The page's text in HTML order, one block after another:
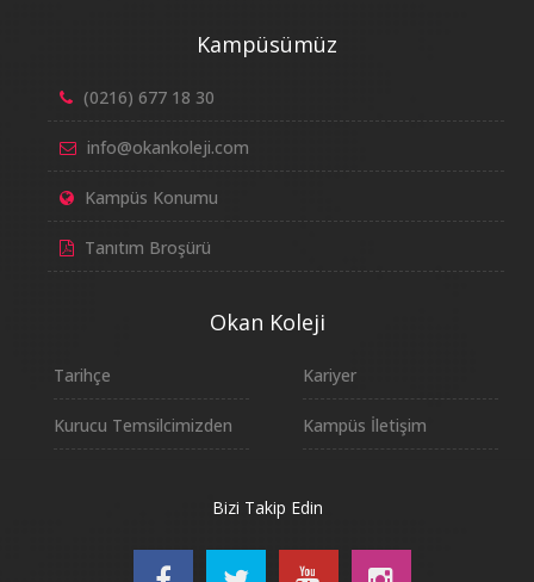
Kampüsümüz
(0216) 677 18 30
info@okankoleji.com
Kampüs Konumu
Tanıtım Broşürü
Okan Koleji
Tarihçe
Kurucu Temsilcimizden
Kariyer
Kampüs İletişim
Bizi Takip Edin